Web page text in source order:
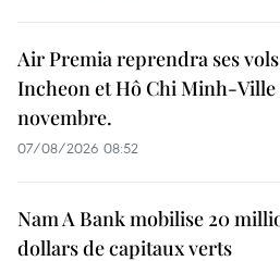
Air Premia reprendra ses
Incheon et Hô Chi Minh-Ville
novembre.
07/08/2026 08:52
Nam A Bank mobilise 20
dollars de capitaux verts